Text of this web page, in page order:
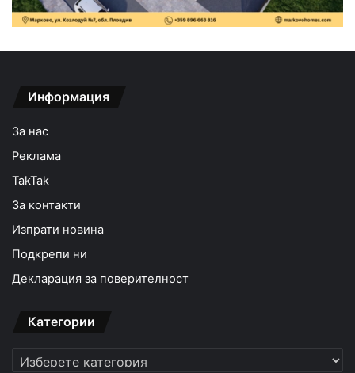
Информация
За нас
Реклама
TakTak
За контакти
Изпрати новина
Подкрепи ни
Декларация за поверителност
Категории
Категории